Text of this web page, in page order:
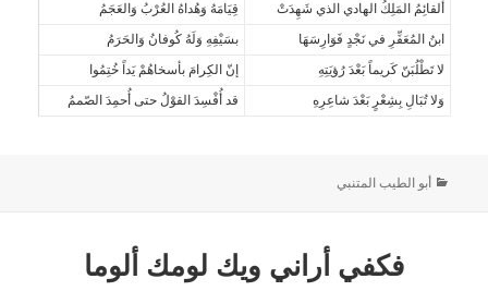
ألقائِمُ المَلِكُ الهادي الذي شَهِدَتْ
قِيَامَهُ وَهُداهُ العُرْبُ وَالعَجَمُ
ابنُ المُعَفِّرِ في نَجْدٍ فَوَارِسَهَا
بسَيْفِهِ وَلَهُ كُوفانُ وَالحَرَمُ
لا تَطْلُبَنّ كَريماً بَعْدَ رُؤيَتِهِ
إنّ الكِرامَ بأسخاهُمْ يَداً خُتِمُوا
وَلا تُبَالِ بِشِعْرٍ بَعْدَ شاعِرِهِ
قد أُفْسِدَ القوْلُ حتى أُحمِدَ الصّممُ
أبو الطيب المتنبي
فكفي أراني ويك لومك ألوما